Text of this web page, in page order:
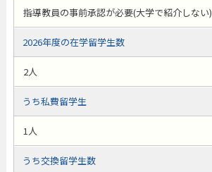
指導教員の事前承認が必要(大学で紹介しない)
2026年度の在学留学生数
2人
うち私費留学生
1人
うち交換留学生数